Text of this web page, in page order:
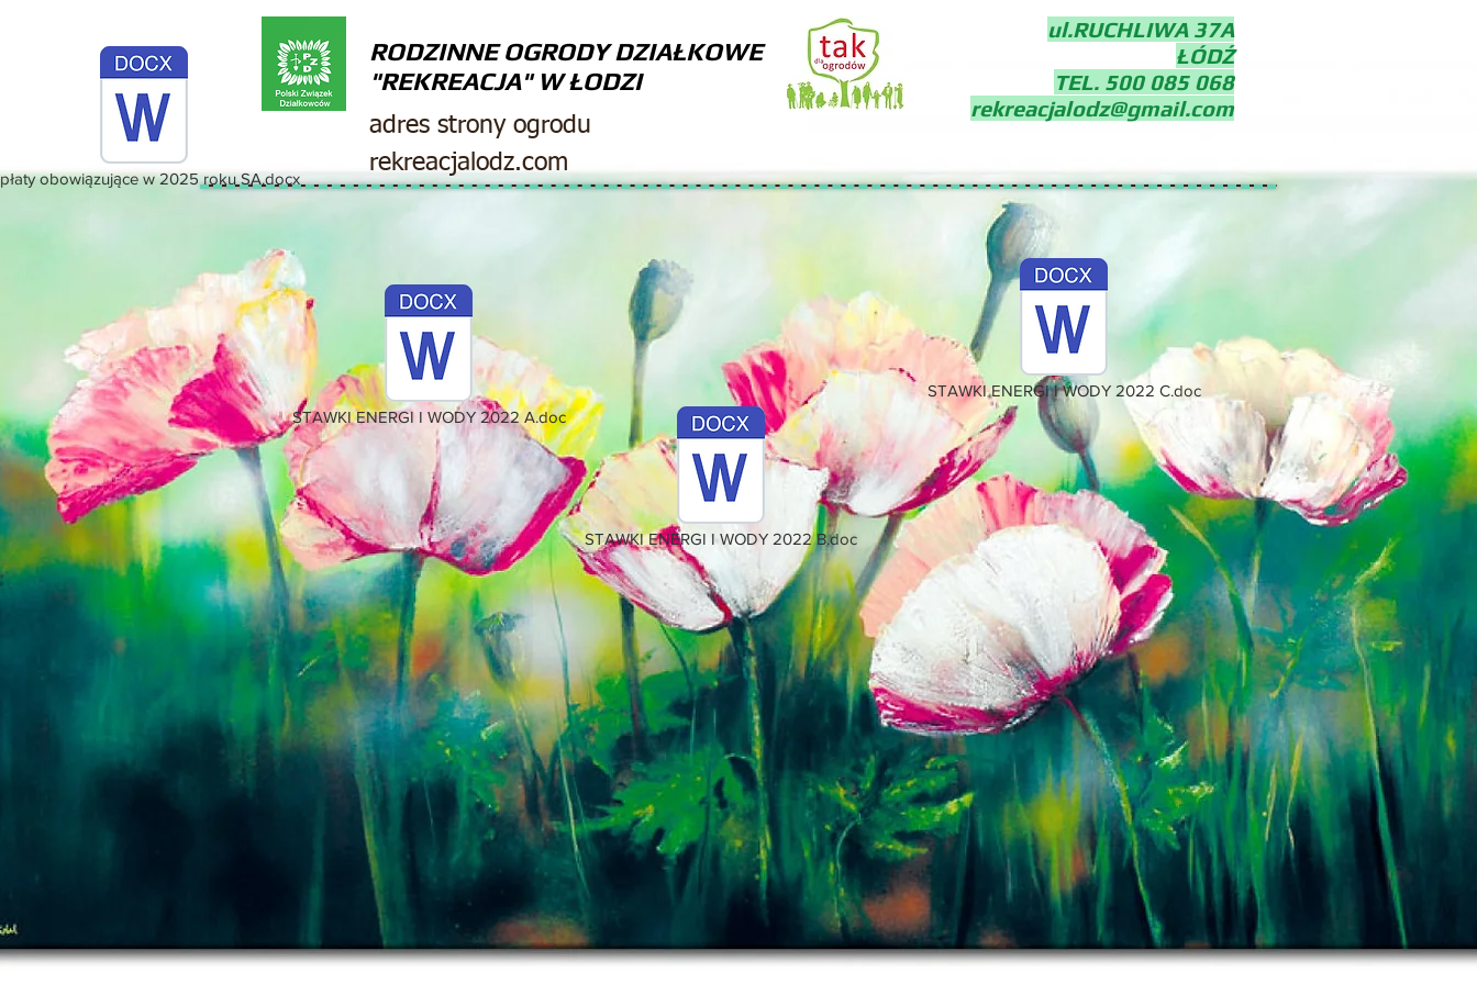
obowiązujące w 2025 roku SA.docx
RODZINNE OGRODY DZIAŁKOWE
"REKREACJA" W ŁODZI
ul.RUCHLIWA 37A
ŁÓDŹ
TEL. 500 085 068
rekreacjalodz@gmail.com
adres strony ogrodu
rekreacjalodz.com
STAWKI ENERGI I WODY 2022 A.doc
STAWKI ENERGI I WODY 2022 B.doc
STAWKI ENERGI I WODY 2022 C.doc